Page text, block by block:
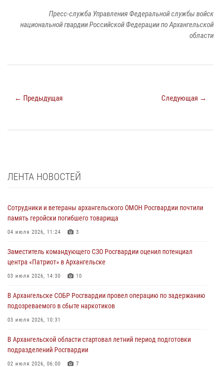
Пресс-служба Управления Федеральной службы войск
национальной гвардии Российской Федерации по Архангельской
области
← Предыдущая Следующая →
ЛЕНТА НОВОСТЕЙ
Сотрудники и ветераны архангельского ОМОН Росгвардии почтили
память геройски погибшего товарища
04 июля 2026, 11:24 3
Заместитель командующего СЗО Росгвардии оценил потенциал
центра «Патриот» в Архангельске
03 июля 2026, 14:30 10
В Архангельске СОБР Росгвардии провел операцию по задержанию
подозреваемого в сбыте наркотиков
03 июля 2026, 10:31
В Архангельской области стартовал летний период подготовки
подразделений Росгвардии
02 июля 2026, 06:00 7